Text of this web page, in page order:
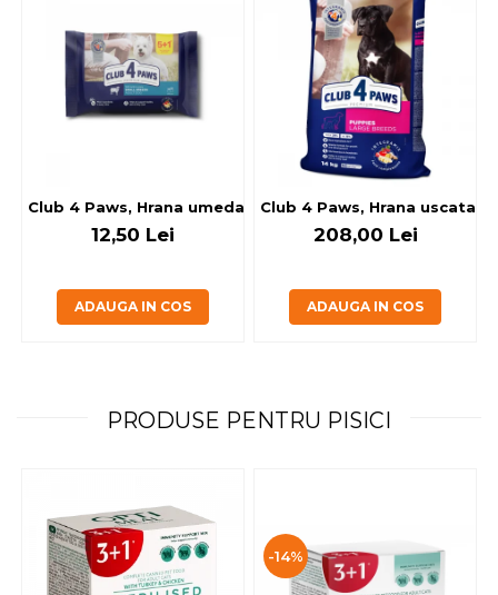
Club 4 Paws, Hrana umeda caini - cu miel, set 5+1, 6x80 g
12,50 Lei
ADAUGA IN COS
Club 4 Paws, Hrana uscata
208,00 Lei
ADAUGA IN COS
PRODUSE PENTRU PISICI
-14%